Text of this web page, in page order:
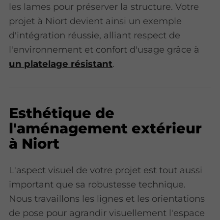
les lames pour préserver la structure. Votre
projet à Niort devient ainsi un exemple
d'intégration réussie, alliant respect de
l'environnement et confort d'usage grâce à
un platelage résistant.
Esthétique de
l'aménagement extérieur
à Niort
L'aspect visuel de votre projet est tout aussi
important que sa robustesse technique.
Nous travaillons les lignes et les orientations
de pose pour agrandir visuellement l'espace